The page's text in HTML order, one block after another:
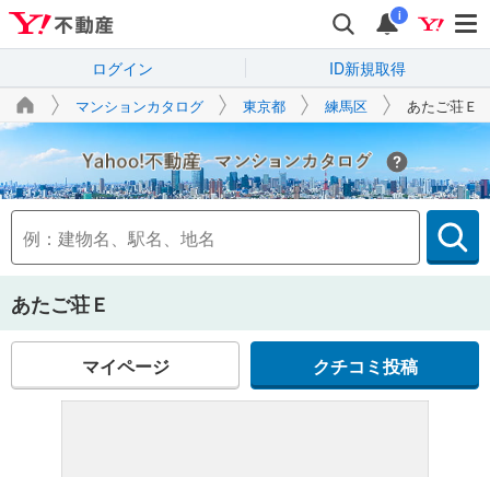
i
ログイン ID新規取得
マンションカタログ 東京都 練馬区 あたご荘Ｅ
Yahoo!不動産
あたご荘Ｅ
マイページ クチコミ投稿